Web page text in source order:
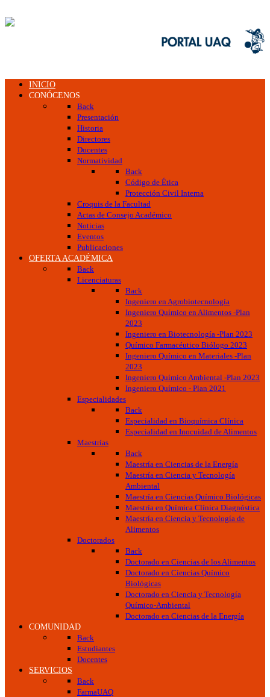
INICIO
CONÓCENOS
Back
Presentación
Historia
Directores
Docentes
Normatividad
Back
Código de Ética
Protección Civil Interna
Croquis de la Facultad
Actas de Consejo Académico
Noticias
Eventos
Publicaciones
OFERTA ACADÉMICA
Back
Licenciaturas
Back
Ingeniero en Agrobiotecnología
Ingeniero Químico en Alimentos -Plan
2023
Ingeniero en Biotecnología -Plan 2023
Químico Farmacéutico Biólogo 2023
Ingeniero Químico en Materiales -Plan
2023
Ingeniero Químico Ambiental -Plan 2023
Ingeniero Químico - Plan 2021
Especialidades
Back
Especialidad en Bioquímica Clínica
Especialidad en Inocuidad de Alimentos
Maestrías
Back
Maestría en Ciencias de la Energía
Maestría en Ciencia y Tecnología
Ambiental
Maestría en Ciencias Químico Biológicas
Maestría en Química Clínica Diagnóstica
Maestría en Ciencia y Tecnología de
Alimentos
Doctorados
Back
Doctorado en Ciencias de los Alimentos
Doctorado en Ciencias Químico
Biológicas
Doctorado en Ciencia y Tecnología
Químico-Ambiental
Doctorado en Ciencias de la Energía
COMUNIDAD
Back
Estudiantes
Docentes
SERVICIOS
Back
FarmaUAQ